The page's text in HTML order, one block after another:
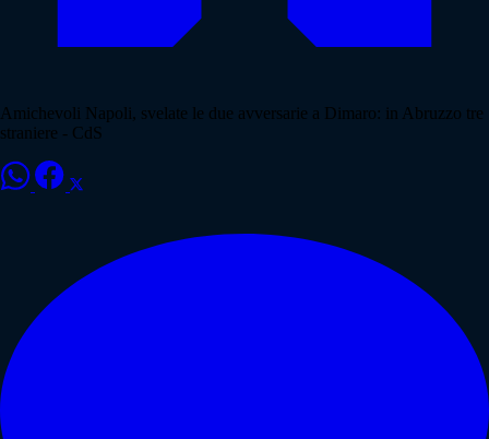
Amichevoli Napoli, svelate le due avversarie a Dimaro: in Abruzzo tre
straniere - CdS